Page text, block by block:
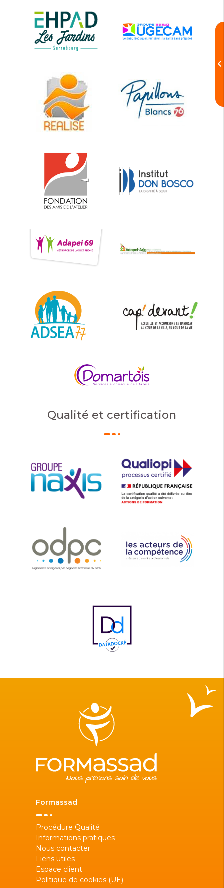
Qualité et certification
Formassad
Procédure Qualité
Informations pratiques
Nous contacter
Liens utiles
Espace client
Politique de cookies (UE)